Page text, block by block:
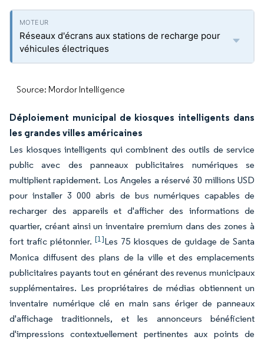
Réseaux d'écrans aux stations de recharge pour
véhicules électriques
Source: Mordor Intelligence
Déploiement municipal de kiosques intelligents dans
les grandes villes américaines
Les kiosques intelligents qui combinent des outils de service
public avec des panneaux publicitaires numériques se
multiplient rapidement. Los Angeles a réservé 30 millions USD
pour installer 3 000 abris de bus numériques capables de
recharger des appareils et d'afficher des informations de
quartier, créant ainsi un inventaire premium dans des zones à
fort trafic piétonnier.[1]Les 75 kiosques de guidage de Santa
Monica diffusent des plans de la ville et des emplacements
publicitaires payants tout en générant des revenus municipaux
supplémentaires. Les propriétaires de médias obtiennent un
inventaire numérique clé en main sans ériger de panneaux
d'affichage traditionnels, et les annonceurs bénéficient
d'impressions contextuellement pertinentes aux points de